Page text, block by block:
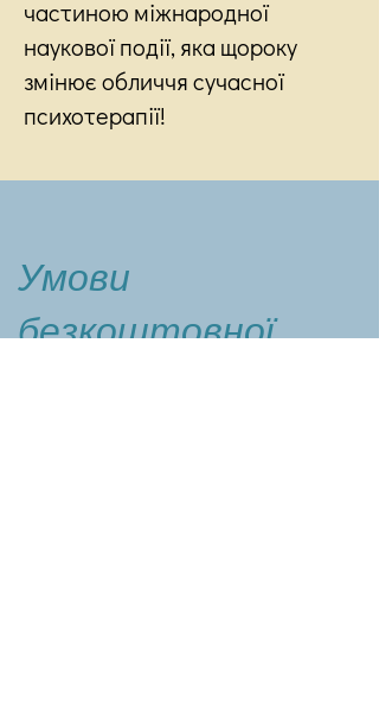
частиною міжнародної
наукової події, яка щороку
змінює обличчя сучасної
психотерапії!
Умови
безкоштовної